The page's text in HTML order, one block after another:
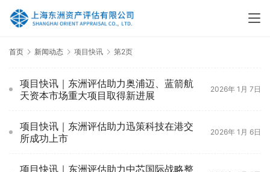
首页 新闻动态 项目快讯 第2页
项目快讯｜东洲评估助力奥浦迈、蓝箭航
天资本市场重大项目取得新进展
2026年 1月 7日
项目快讯｜东洲评估助力迅策科技在港交
所成功上市
2026年 1月 6日
项目快讯｜东洲评估助力中芯国际战略整